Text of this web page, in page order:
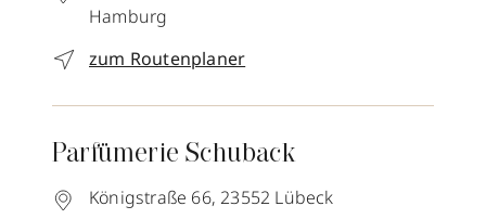
Hamburg
zum Routenplaner
Parfümerie Schuback
Königstraße 66, 23552 Lübeck